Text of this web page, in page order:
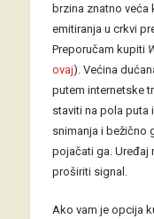
brzina znatno veća
emitiranja u crkvi
Preporučam kupiti
ovaj). Većina
putem internetske
staviti na pola puta
snimanja i bežično
pojačati ga. Uređaj
proširiti signal.
Ako vam je opcija